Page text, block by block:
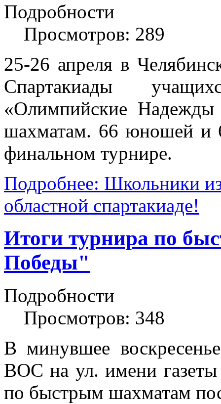
Подробности
Просмотров: 289
25-26 апреля в
Спартакиады
«Олимпийские
шахматам. 66 юношей и
финальном турнире.
Подробнее: Школьники
областной спартакиаде!
Итоги турнира по
Победы"
Подробности
Просмотров: 348
В минувшее
ВОС на ул. имени газеты
по быстрым шахматам